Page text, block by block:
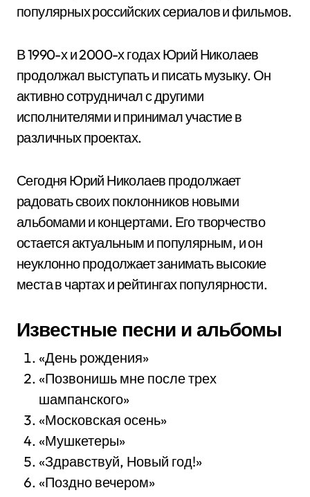
популярных российских сериалов и фильмов.
В 1990-х и 2000-х годах Юрий Николаев
продолжал выступать и писать музыку. Он
активно сотрудничал с другими
исполнителями и принимал участие в
различных проектах.
Сегодня Юрий Николаев продолжает
радовать своих поклонников новыми
альбомами и концертами. Его творчество
остается актуальным и популярным, и он
неуклонно продолжает занимать высокие
места в чартах и рейтингах популярности.
Известные песни и альбомы
«День рождения»
«Позвонишь мне после трех
шампанского»
«Московская осень»
«Мушкетеры»
«Здравствуй, Новый год!»
«Поздно вечером»